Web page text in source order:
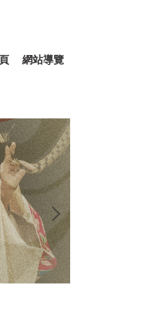
網站導覽